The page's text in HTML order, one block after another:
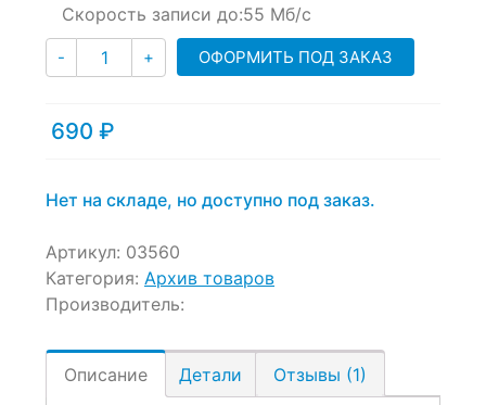
Скорость записи до:55 Мб/с
- Количество
+ ОФОРМИТЬ ПОД ЗАКАЗ
690 ₽
Нет на складе, но доступно под заказ.
Артикул: 03560
Категория: Архив товаров
Производитель:
Описание Детали Отзывы (1)